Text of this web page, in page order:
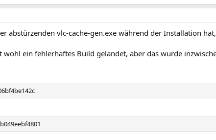
abstürzenden vlc-cache-gen.exe während der Installation
ein fehlerhaftes Build gelandet, aber das wurde